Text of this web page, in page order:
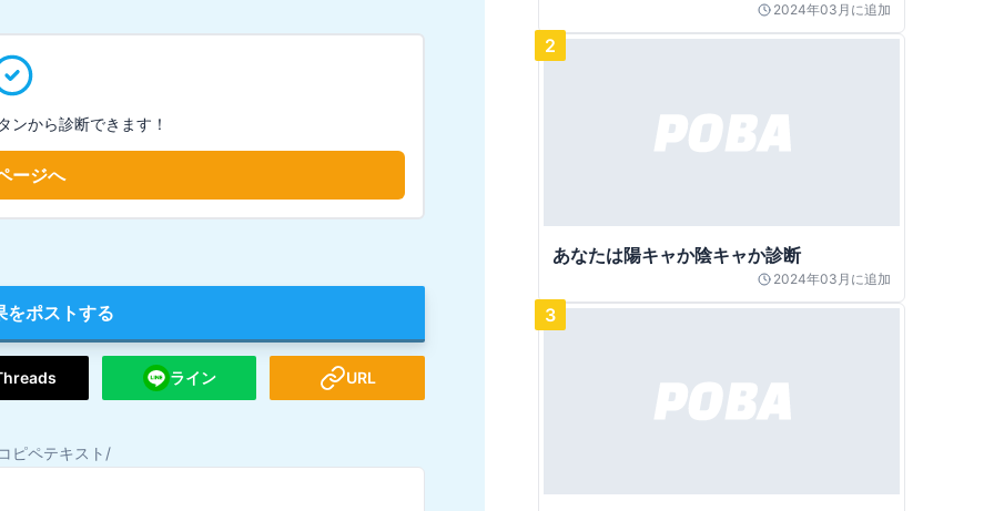
ンから診断できます！
ージへ
をポストする
ライン URL
ピペテキスト/
2024年03月 に追加
2
あなたは陽キャか陰キャか診断
2024年03月 に追加
3